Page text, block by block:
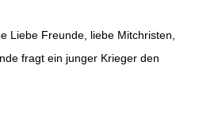
Liebe Freunde, liebe Mitchristen,
fragt ein junger Krieger den